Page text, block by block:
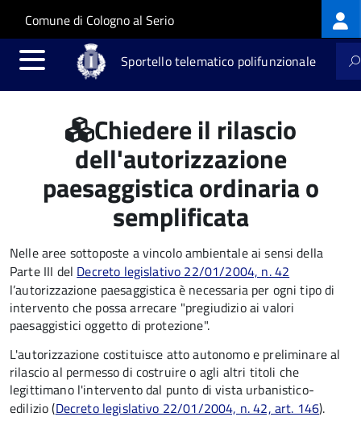
Salta al contenuto principale
Skip to site navigation
Comune di Cologno al Serio
Sportello telematico polifunzionale
Chiedere il rilascio
dell'autorizzazione
paesaggistica ordinaria o
semplificata
Nelle aree sottoposte a vincolo ambientale ai sensi della
Parte III del Decreto legislativo 22/01/2004, n. 42
l’autorizzazione paesaggistica è necessaria per ogni tipo di
intervento che possa arrecare "pregiudizio ai valori
paesaggistici oggetto di protezione".
L'autorizzazione costituisce atto autonomo e preliminare al
rilascio al permesso di costruire o agli altri titoli che
legittimano l'intervento dal punto di vista urbanistico-
edilizio (Decreto legislativo 22/01/2004, n. 42, art. 146).